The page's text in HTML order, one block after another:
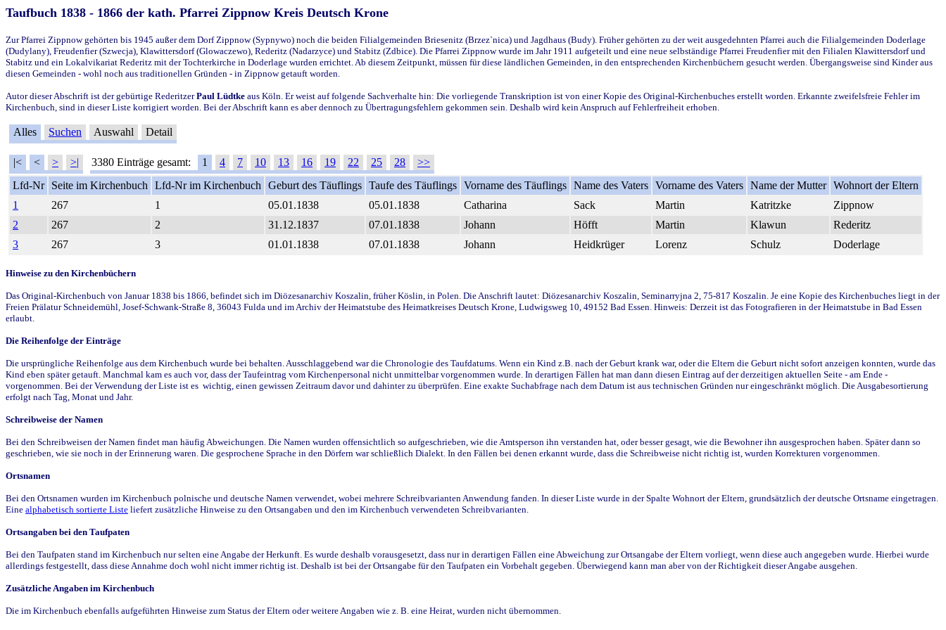
Taufbuch 1838 - 1866 der kath. Pfarrei Zippnow Kreis Deutsch Krone
Zur Pfarrei Zippnow gehörten bis 1945 außer dem Dorf Zippnow (Sypnywo) noch die beiden Filialgemeinden Briesenitz (Brzez`nica) und Jagdhaus (Budy). Früher gehörten zu der weit ausgedehnten Pfarrei auch die Filialgemeinden Doderlage
(Dudylany), Freudenfier (Szwecja), Klawittersdorf (Glowaczewo), Rederitz (Nadarzyce) und Stabitz (Zdbice). Die Pfarrei Zippnow wurde im Jahr 1911 aufgeteilt und eine neue selbständige Pfarrei Freudenfier mit den Filialen Klawittersdorf und
Stabitz und ein Lokalvikariat Rederitz mit der Tochterkirche in Doderlage wurden errichtet. Ab diesem Zeitpunkt, müssen für diese ländlichen Gemeinden, in den entsprechenden Kirchenbüchern gesucht werden. Übergangsweise sind Kinder aus
diesen Gemeinden - wohl noch aus traditionellen Gründen - in Zippnow getauft worden.
Autor dieser Abschrift ist der gebürtige RederitzerPaul Lüdtke aus Köln. Er weist auf folgende Sachverhalte hin: Die vorliegende Transkription ist von einer Kopie des Original-Kirchenbuches erstellt worden. Erkannte zweifelsfreie Fehler im
Kirchenbuch, sind in dieser Liste korrigiert worden. Bei der Abschrift kann es aber dennoch zu Übertragungsfehlern gekommen sein. Deshalb wird kein Anspruch auf Fehlerfreiheit erhoben.
Alles Suchen Auswahl Detail
|< < > >| 3380 Einträge gesamt: 1 4 7 10 13 16 19 22 25 28
>>
Lfd-Nr
Seite im Kirchenbuch Lfd-Nr im Kirchenbuch Geburt des Täuflings Taufe des Täuflings Vorname des Täuflings Name des Vaters Vorname des Vaters Name der Mutter Wohnort der Eltern
1
267 1 05.01.1838 05.01.1838 Catharina Sack Martin Katritzke
Zippnow
2
267 2 31.12.1837 07.01.1838 Johann Höfft Martin Klawun
Rederitz
3
267 3 01.01.1838 07.01.1838 Johann Heidkrüger Lorenz Schulz Doderlage
Hinweise zu den Kirchenbüchern
Das Original-Kirchenbuch von Januar 1838 bis 1866, befindet sich im Diözesanarchiv Koszalin, früher Köslin, in Polen. Die Anschrift lautet: Diözesanarchiv Koszalin, Seminarryjna 2, 75-817 Koszalin. Je eine Kopie des Kirchenbuches liegt in der
Freien Prälatur Schneidemühl, Josef-Schwank-Straße 8, 36043 Fulda und im Archiv der Heimatstube des Heimatkreises Deutsch Krone, Ludwigsweg 10, 49152 Bad Essen. Hinweis: Derzeit ist das Fotografieren in der Heimatstube in Bad Essen
erlaubt.
Die Reihenfolge der Einträge
Die ursprüngliche Reihenfolge aus dem Kirchenbuch wurde bei behalten. Ausschlaggebend war die Chronologie des Taufdatums. Wenn ein Kind z.B. nach der Geburt krank war, oder die Eltern die Geburt nicht sofort anzeigen konnten, wurde das
Kind eben später getauft. Manchmal kam es auch vor, dass der Taufeintrag vom Kirchenpersonal nicht unmittelbar vorgenommen wurde. In derartigen Fällen hat man dann diesen Eintrag auf der derzeitigen aktuellen Seite - am Ende -
vorgenommen. Bei der Verwendung der Liste ist es wichtig, einen gewissen Zeitraum davor und dahinter zu überprüfen. Eine exakte Suchabfrage nach dem Datum ist aus technischen Gründen nur eingeschränkt möglich. Die Ausgabesortierung
erfolgt nach Tag, Monat und Jahr.
Schreibweise der Namen
Bei den Schreibweisen der Namen findet man häufig Abweichungen. Die Namen wurden offensichtlich so aufgeschrieben, wie die Amtsperson ihn verstanden hat, oder besser gesagt, wie die Bewohner ihn ausgesprochen haben. Später dann so
geschrieben, wie sie noch in der Erinnerung waren. Die gesprochene Sprache in den Dörfern war schließlich Dialekt. In den Fällen bei denen erkannt wurde, dass die Schreibweise nicht richtig ist, wurden Korrekturen vorgenommen.
Ortsnamen
Bei den Ortsnamen wurden im Kirchenbuch polnische und deutsche Namen verwendet, wobei mehrere Schreibvarianten Anwendung fanden. In dieser Liste wurde in der Spalte Wohnort der Eltern, grundsätzlich der deutsche Ortsname eingetragen.
Eine alphabetisch sortierte Liste liefert zusätzliche Hinweise zu den Ortsangaben und den im Kirchenbuch verwendeten Schreibvarianten.
Ortsangaben bei den Taufpaten
Bei den Taufpaten stand im Kirchenbuch nur selten eine Angabe der Herkunft. Es wurde deshalb vorausgesetzt, dass nur in derartigen Fällen eine Abweichung zur Ortsangabe der Eltern vorliegt, wenn diese auch angegeben wurde. Hierbei wurde
allerdings festgestellt, dass diese Annahme doch wohl nicht immer richtig ist. Deshalb ist bei der Ortsangabe für den Taufpaten ein Vorbehalt gegeben. Überwiegend kann man aber von der Richtigkeit dieser Angabe ausgehen.
Zusätzliche Angaben im Kirchenbuch
Die im Kirchenbuch ebenfalls aufgeführten Hinweise zum Status der Eltern oder weitere Angaben wie z. B. eine Heirat, wurden nicht übernommen.